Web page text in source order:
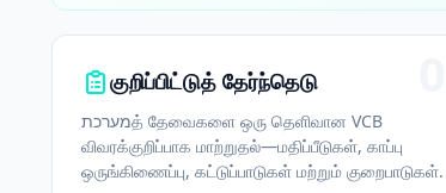
குறிப்பிட்டுத் தேர்ந்தெடு
מערכתத் தேவைகளை ஒரு தெளிவான VCB
விவரக்குறிப்பாக மாற்றுதல்—மதிப்பீடுகள், காப்பு
ஒருங்கிணைப்பு, கட்டுப்பாடுகள் மற்றும் குறைபாடுகள்.